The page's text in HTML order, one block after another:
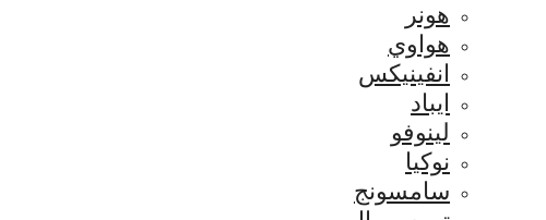
هونر
هواوي
انفينيكس
ايباد
لينوفو
نوكيا
سامسونج